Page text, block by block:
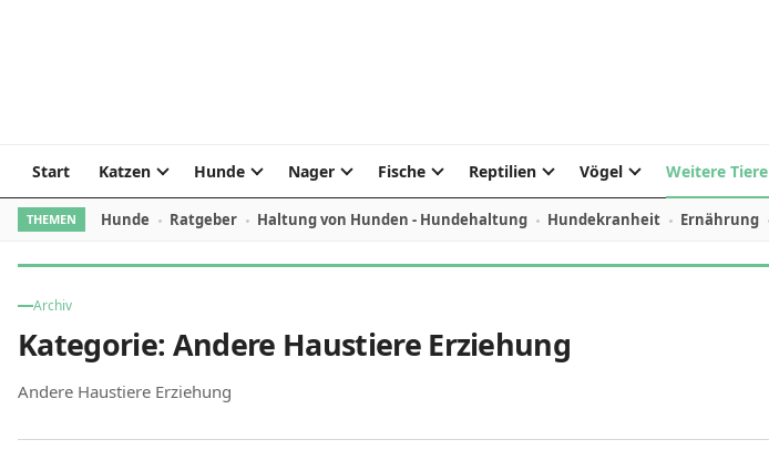
Start Katzen Hunde Nager Fische Reptilien Vögel Weitere Tiere
THEMEN Hunde Ratgeber Haltung von Hunden - Hundehaltung Hundekranheit Ernährung
Archiv
Kategorie: Andere Haustiere Erziehung
Andere Haustiere Erziehung